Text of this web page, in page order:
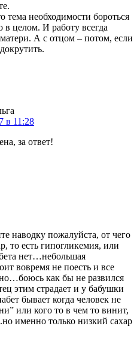
тема необходимости бороться
в целом. И работу всегда
А с отцом – потом, если
в 11:28
за ответ!
наводку пожалуйста, от чего
то есть гипогликемия, или
нет…небольшая
вовремя не поесть и все
как бы не развился
этим страдает и у бабушки
бывает когда человек не
или кого то в чем то винит,
именно только низкий сахар